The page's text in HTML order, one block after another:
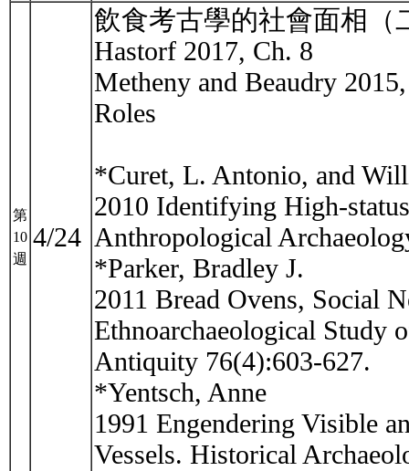
第
10
週
4/24
飲食考古學的社會面相
Hastorf 2017, Ch. 8
Metheny and Beaudry
Roles
*Curet, L. Antonio, and
2010 Identifying High-
Anthropological
*Parker, Bradley J.
2011 Bread Ovens, Social
Ethnoarchaeological Study
Antiquity 76(4):603-627.
*Yentsch, Anne
1991 Engendering Visible
Vessels. Historical